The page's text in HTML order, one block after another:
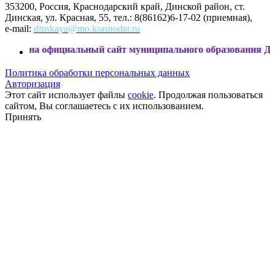
353200, Россия, Краснодарский край, Динской район, ст.
Динская, ул. Красная, 55, тел.: 8(86162)6-17-02 (приемная),
e-mail: dinskaya@mo.krasnodar.ru
сайт муниципального образования Динской
Политика обработки персональных данных
Авторизация
Этот сайт использует файлы cookie. Продолжая пользоваться
сайтом, Вы соглашаетесь с их использованием.
Принять